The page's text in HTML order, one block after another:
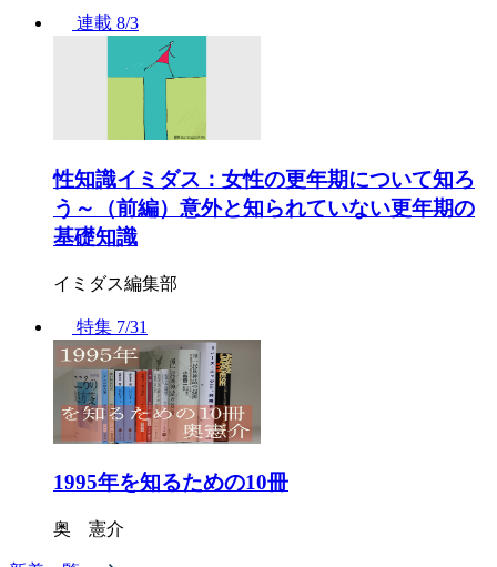
連載 8/3
性知識イミダス：女性の更年期について知ろ
う～（前編）意外と知られていない更年期の
基礎知識
イミダス編集部
特集 7/31
1995年を知るための10冊
奥 憲介